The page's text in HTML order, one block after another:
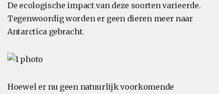
De ecologische impact van deze soorten varieerde.
Tegenwoordig worden er geen dieren meer naar
Antarctica gebracht.
Hoewel er nu geen natuurlijk voorkomende